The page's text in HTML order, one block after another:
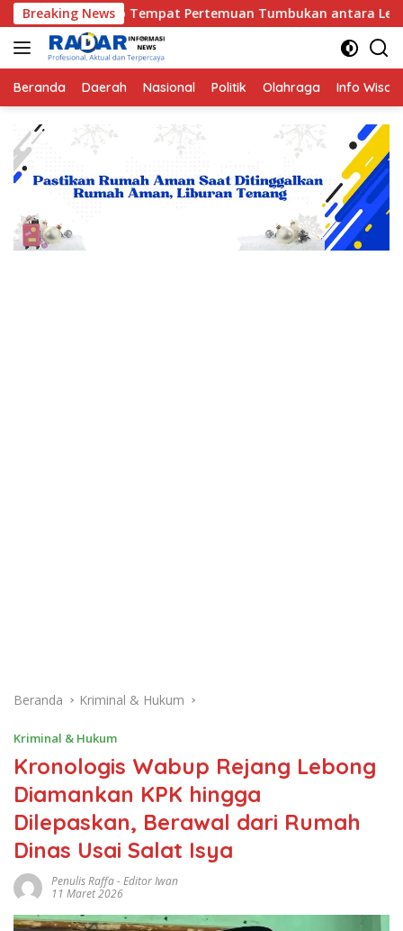
Langsung
ke
konten
Breaking News
Pertemuan Tumbukan antara Lempeng Indo-Australia
Beranda Daerah Nasional Politik Olahraga Info
Beranda Kriminal & Hukum
Kriminal & Hukum
Kronologis Wabup Rejang Lebong
Diamankan KPK hingga
Dilepaskan, Berawal dari Rumah
Dinas Usai Salat Isya
Penulis Raffa - Editor Iwan
11 Maret 2026